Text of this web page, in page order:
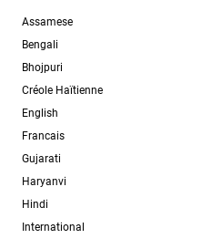
Assamese
Bengali
Bhojpuri
Créole Haïtienne
English
Francais
Gujarati
Haryanvi
Hindi
International